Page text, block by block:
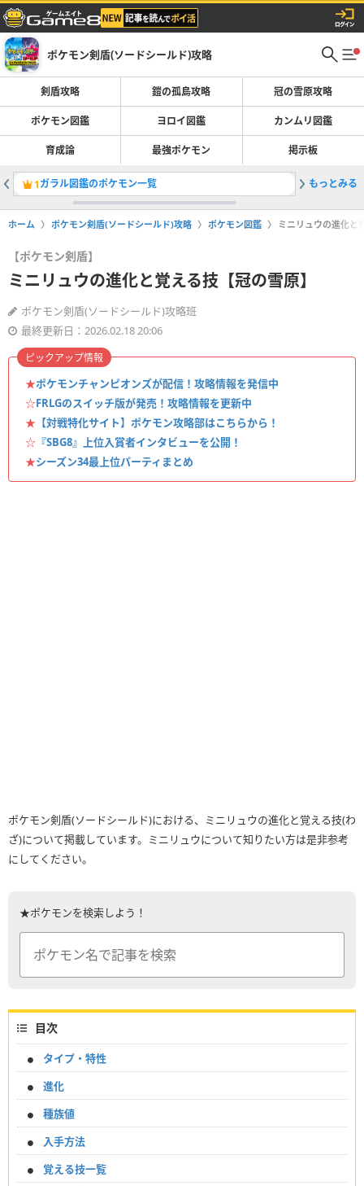
ポケモン剣盾(ソードシールド)攻略
剣盾攻略 鎧の孤島攻略 冠の雪原攻略
ポケモン図鑑 ヨロイ図鑑 カンムリ図鑑
育成論 最強ポケモン 掲示板
1ガラル図鑑のポケモン一覧 2ダイマ
もっとみる
ホーム ポケモン剣盾(ソードシールド)攻略 ポケモン図鑑 ミニリュウの進化と
【ポケモン剣盾】
ミニリュウの進化と覚える技【冠の雪原】
ポケモン剣盾(ソードシールド)攻略班
最終更新日：2026.02.18 20:06
★ポケモンチャンピオンズが配信！攻略情報を発信中
☆FRLGのスイッチ版が発売！攻略情報を更新中
★ 【対戦特化サイト】ポケモン攻略部はこちらから！
☆ 『SBG8』上位入賞者インタビューを公開！
★シーズン34最上位パーティまとめ
ピックアップ情報
ポケモン剣盾(ソードシールド)における、ミニリュウの進化と覚える技(わ
ざ)について掲載しています。ミニリュウについて知りたい方は是非参考
にしてください。
★ポケモンを検索しよう！
目次
タイプ・特性
進化
種族値
入手方法
覚える技一覧